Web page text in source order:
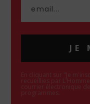
JE
En cliquant sur "Je
recueillies par
courrier électronique
programmes.